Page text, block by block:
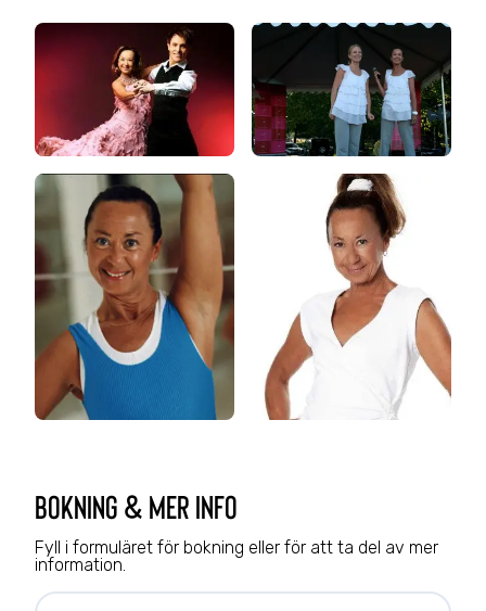
bokning & mer info
Fyll i formuläret för bokning eller för att ta del av mer
information.
Namn